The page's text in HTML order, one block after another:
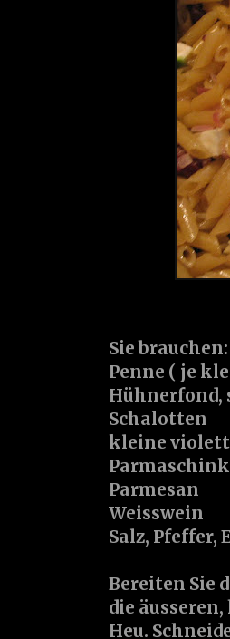
Sie brauchen:
Penne ( je
Hühnerfond,
Schalotten
kleine
Parmesan
Weisswein
Salz, Pfeffer,
Bereiten Sie
die
Heu.